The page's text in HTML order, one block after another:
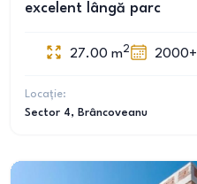
excelent lângă parc
27.00 m2 2000+
Locație:
Sector 4, Brâncoveanu